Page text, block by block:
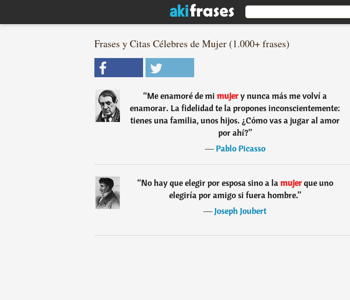
Frases y Citas Célebres de Mujer (1.000+ frases)
“Me enamoré de mi mujery nunca más me volví a
enamorar. La fidelidad te la propones inconscientemente:
tienes una familia, unos hijos. ¿Cómo vas a jugar al amor
por ahí?”
―Pablo Picasso
“No hay que elegir por esposa sino a lamujerque uno
elegiría por amigo si fuera hombre.”
―Joseph Joubert